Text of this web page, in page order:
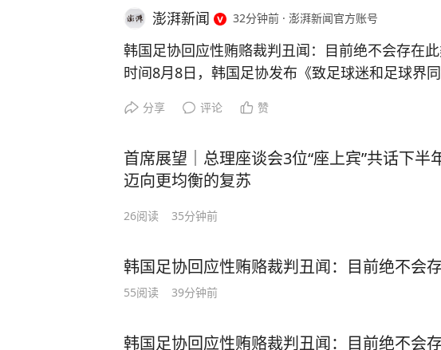
澎湃新闻 32分钟前 · 澎湃新闻官方账号
韩国足协回应性贿赂裁判丑闻：目前绝不会存在
时间8月8日，韩国足协发布《致足球迷和足球界同
类不当行为。据韩联社、韩国JTBC电视台等韩媒报
称，自2011年3月至2012年3月，在韩国国内进行
会预选赛和友谊赛之前，足协为外籍裁判员和监督
了性招待，足协职员为色情招待每次支付的金额少
内容以及相关支付记录。JTBC称，对此韩国足协
件发生在15年前，由于足协文件保存期限只有5年
不光彩的事情，但目前为了回应国民的高度关注
分享 评论 赞
首席展望｜总理座谈会3位“座上宾”共话下半
迈向更均衡的复苏
26阅读 35分钟前
韩国足协回应性贿赂裁判丑闻：目前绝不会
55阅读 39分钟前
韩国足协回应性贿赂裁判丑闻：目前绝不会